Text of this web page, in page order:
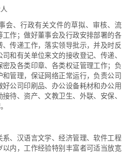
、行政有关文件的草拟、审核、流
作；做好董事会及行政安排部署的各
传递工作，落实领导批示，并及时反
和有关单位来文的接收登记、传递、
及各类印章、各类权证管理工作；负
管理，保证网络正常运行，负责公司
公司印刷品、办公设备耗材和办公用
待、资产、文教卫生、外联、安保、
汉语言文学、经济管理、软件工程
以内，工作经验特别丰富者可适当放宽